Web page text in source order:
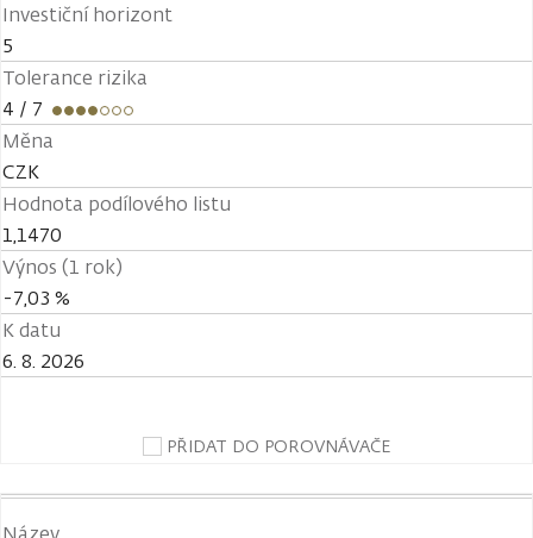
Investiční horizont
5
Tolerance rizika
4 / 7
Měna
CZK
Hodnota podílového listu
1,1470
Výnos (1 rok)
-7,03 %
K datu
6. 8. 2026
PŘIDAT DO POROVNÁVAČE